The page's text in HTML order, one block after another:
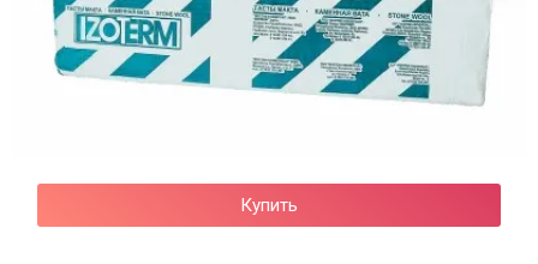
Купить